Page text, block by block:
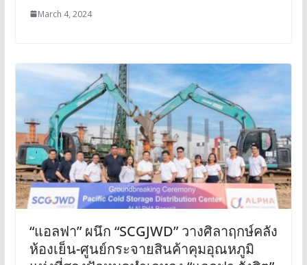
March 4, 2024
“แอลฟา” ผนึก “SCGJWD” วางศิลาฤกษ์คลัง
ห้องเย็น-ศูนย์กระจายสินค้าคุมอุณหภูมิ